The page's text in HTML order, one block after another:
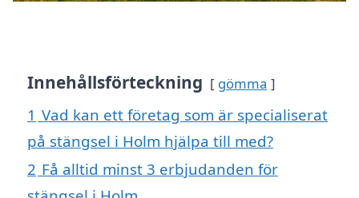
Innehållsförteckning gömma
1 Vad kan ett företag som är specialiserat
på stängsel i Holm hjälpa till med?
2 Få alltid minst 3 erbjudanden för